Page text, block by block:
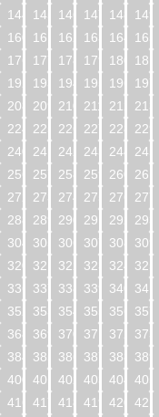
144
145 146 147 148 149
160
161 162 163 164 165
176
177 178 179 180 181
192
193 194 195 196 197
208
209 210 211 212 213
224
225 226 227 228 229
240
241 242 243 244 245
256
257 258 259 260 261
272
273 274 275 276 277
288
289 290 291 292 293
304
305 306 307 308 309
320
321 322 323 324 325
336
337 338 339 340 341
352
353 354 355 356 357
368
369 370 371 372 373
384
385 386 387 388 389
400
401 402 403 404 405
416
417 418 419 420 421